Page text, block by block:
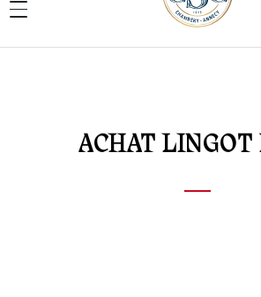
ACHAT LINGOT